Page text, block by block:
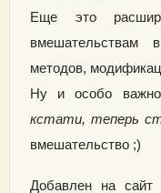
Еще это
методов,
Ну и особо
кстати, теперь
вмешательство ;)
Добавлен на сайт